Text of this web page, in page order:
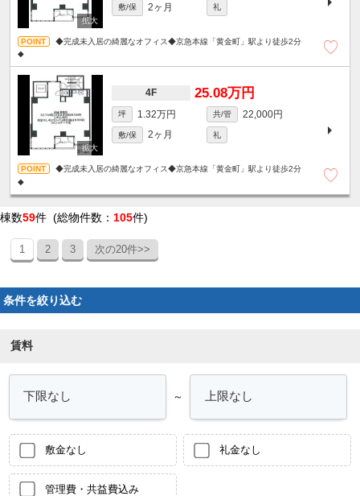
敷/保 2ヶ月 礼
◆完成未入居の綺麗なオフィス◆京急本線「黄金町」駅より徒歩2分
◆
4F 25.08万円
坪 1.32万円 共/管 22,000円
敷/保 2ヶ月 礼
◆完成未入居の綺麗なオフィス◆京急本線「黄金町」駅より徒歩2分
◆
棟数59件 (総物件数： 105件)
1 2 3 次の20件>>
条件を絞り込む
賃料
～
敷金なし 礼金なし
管理費・共益費込み